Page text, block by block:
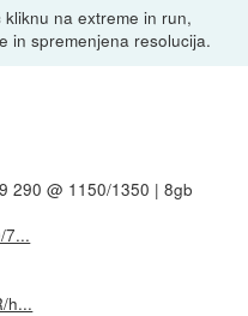
na extreme in run,
in spremenjena resolucija.
290 @ 1150/1350 | 8gb
7...
h...